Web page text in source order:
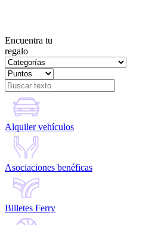
Encuentra tu
regalo
Alquiler vehículos
Asociaciones benéficas
Billetes Ferry